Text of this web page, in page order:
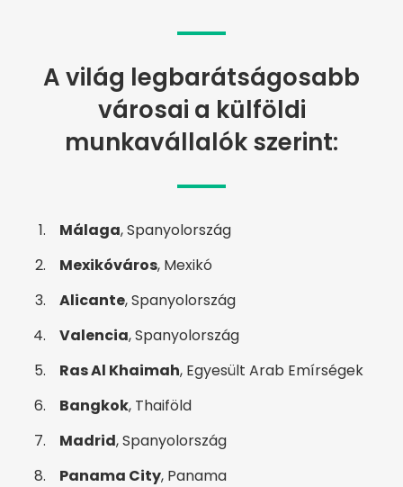
A világ legbarátságosabb
városai a külföldi
munkavállalók szerint:
Málaga, Spanyolország
Mexikóváros, Mexikó
Alicante, Spanyolország
Valencia, Spanyolország
Ras Al Khaimah, Egyesült Arab Emírségek
Bangkok, Thaiföld
Madrid, Spanyolország
Panama City, Panama